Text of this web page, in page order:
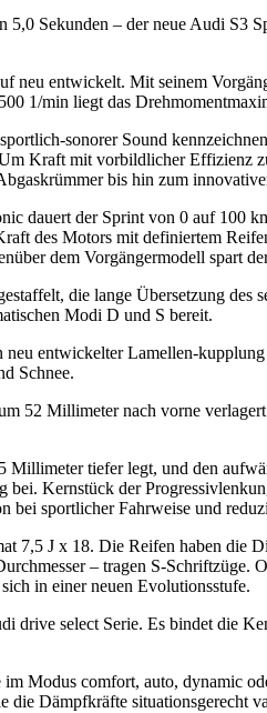
Sekunden – der neue Audi S3
entwickelt. Mit seinem
1/min liegt das
sonorer Sound
Kraft mit vorbildlicher Effizienz
bis hin zum
dauert der Sprint von 0 auf 100
des Motors mit definiertem
dem Vorgängermodell spart
die lange Übersetzung
Modi D und S bereit.
entwickelter Lamellen-
Schnee.
52 Millimeter nach vorne
tiefer legt, und den
Kernstück der
bei sportlicher Fahrweise und
7,5 J x 18. Die Reifen haben
– tragen S-
in einer neuen Evolutionsstufe.
drive select Serie. Es bindet die
im Modus comfort, auto, dynamic
Dämpfkräfte situationsgerecht